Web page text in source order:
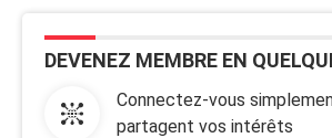
DEVENEZ MEMBRE EN
Connectez-vous
partagent vos intérêts